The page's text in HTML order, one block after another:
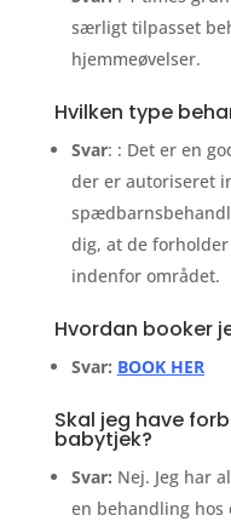
særligt tilpasset
hjemmeøvelser.
Hvilken type
Svar: : Det er en
der er autoriseret
dig, at de
indenfor området.
Hvordan booker
Svar: BOOK HER
Skal jeg have
babytjek?
Svar: Nej. Jeg har
en behandling hos